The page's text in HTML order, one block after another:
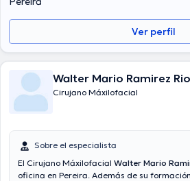
Ver perfil
Walter Mario Ramirez
Cirujano Máxilofacial
Sobre el especialista
El Cirujano Máxilofacial Walter Mario
oficina en Pereira. Además de su